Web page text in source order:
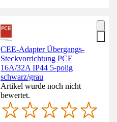
CEE-Adapter Übergangs-
Steckvorrichtung PCE
16A/32A IP44 5-polig
schwarz/grau
Artikel wurde noch nicht
bewertet.